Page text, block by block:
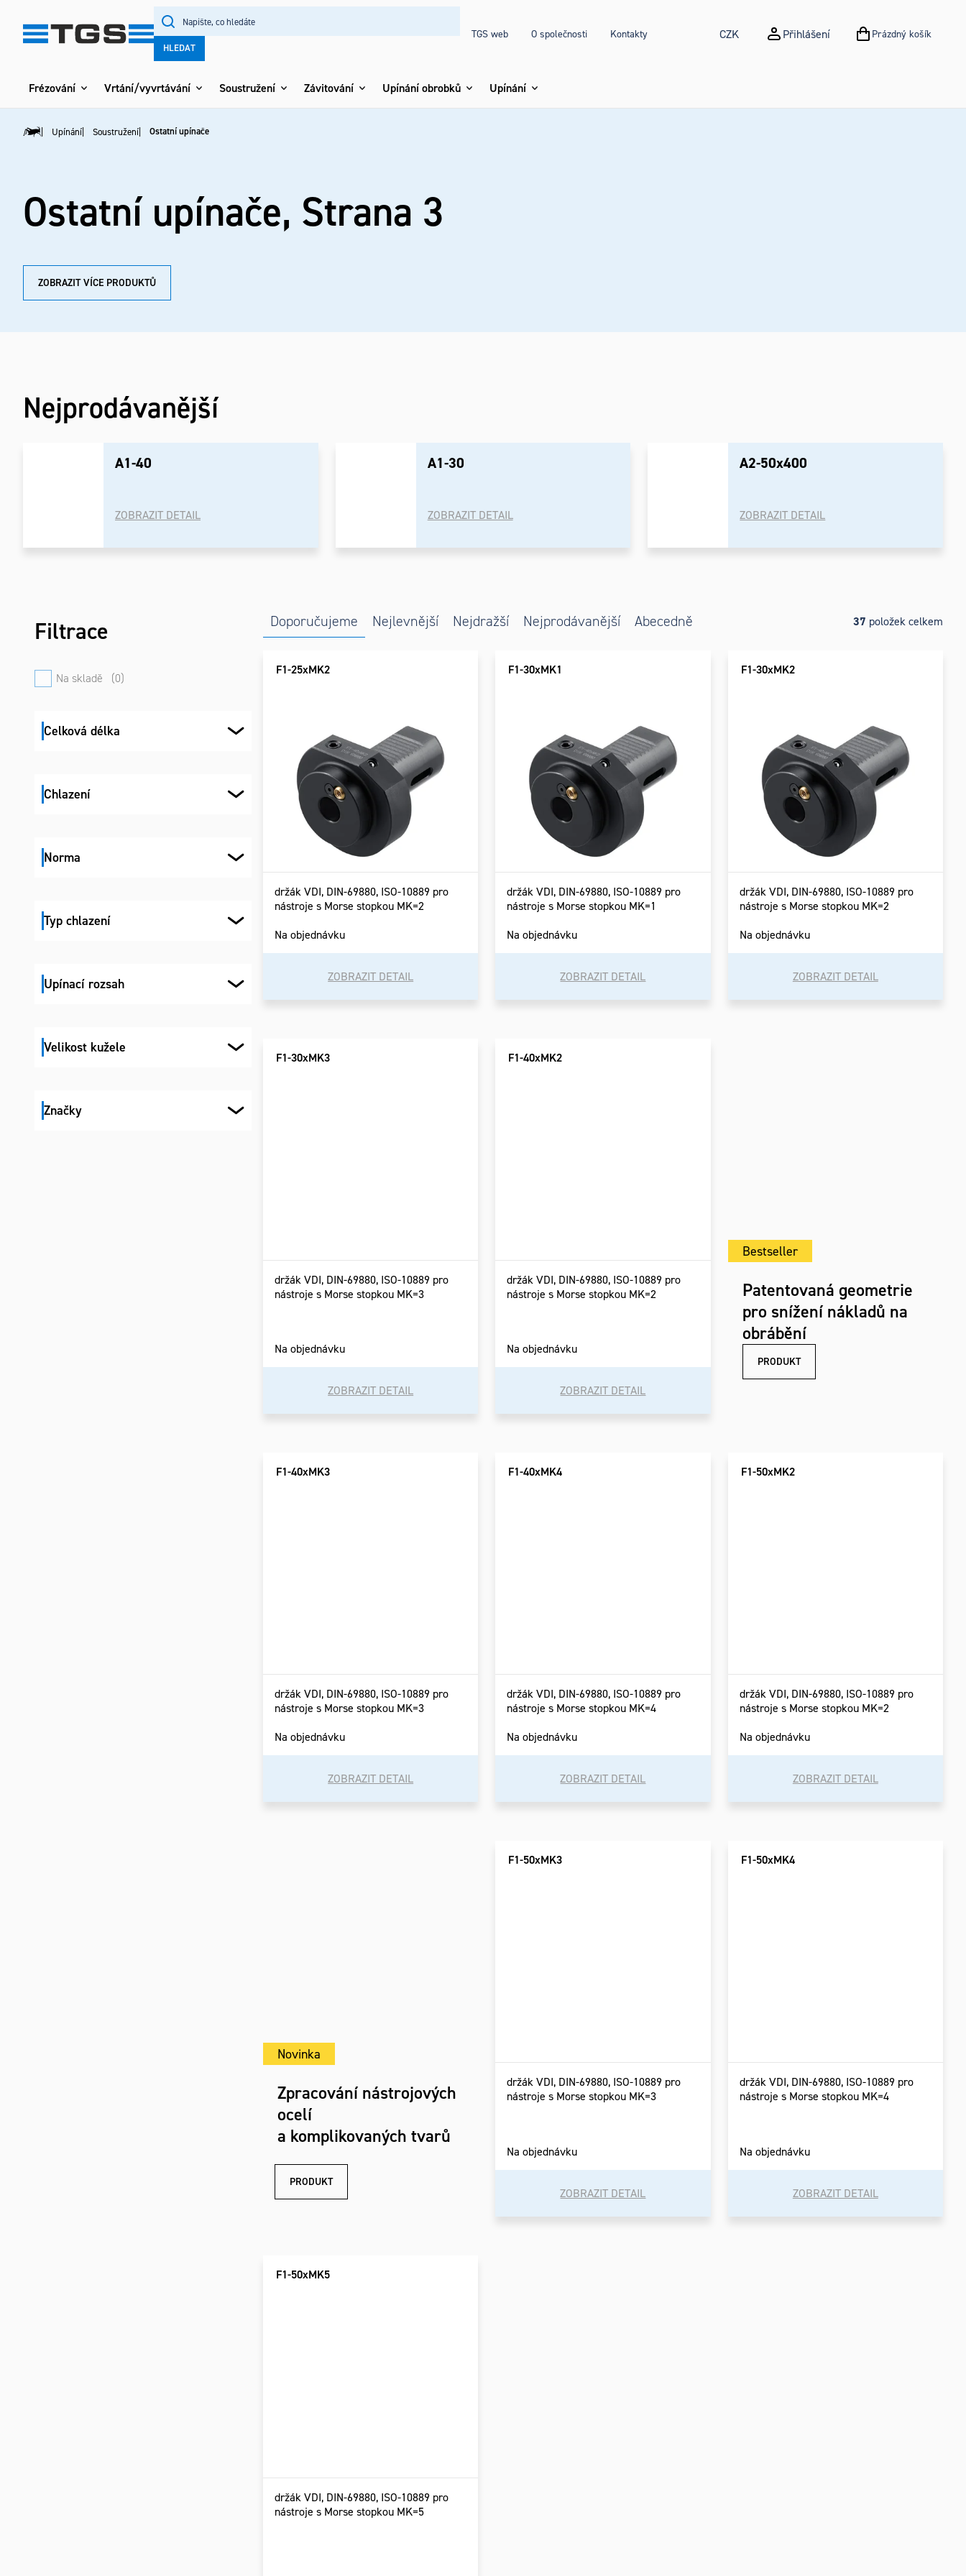
obsah
HLEDAT
TGS web O společnosti Kontakty CZK Přihlášení NÁKUPNÍ KOŠÍK
Prázdný košík
Frézování Vrtání/vyvrtávání Soustružení Závitování Upínání obrobků Upínání
Domů Upínání Soustružení Ostatní upínače
Ostatní upínače, Strana 3
ZOBRAZIT VÍCE PRODUKTŮ
Nejprodávanější
A1-40
ZOBRAZIT DETAIL
A1-30
ZOBRAZIT DETAIL
A2-50x400
ZOBRAZIT DETAIL
Postranní
Na skladě 0
Značky
Celková délka
Chlazení
Norma
Typ chlazení
Upínací rozsah
Velikost kužele
Řazení
produktů
Doporučujeme Nejlevnější Nejdražší Nejprodávanější Abecedně 37 položek celkem
Výpis
produktů
držák VDI, DIN-69880, ISO-10889 pro
nástroje s Morse stopkou MK=2
F1-25xMK2
Na objednávku
ZOBRAZIT DETAIL
držák VDI, DIN-69880, ISO-10889 pro
nástroje s Morse stopkou MK=1
F1-30xMK1
Na objednávku
ZOBRAZIT DETAIL
držák VDI, DIN-69880, ISO-10889 pro
nástroje s Morse stopkou MK=2
F1-30xMK2
Na objednávku
ZOBRAZIT DETAIL
držák VDI, DIN-69880, ISO-10889 pro
nástroje s Morse stopkou MK=3
F1-30xMK3
Na objednávku
ZOBRAZIT DETAIL
držák VDI, DIN-69880, ISO-10889 pro
nástroje s Morse stopkou MK=2
F1-40xMK2
Na objednávku
ZOBRAZIT DETAIL
Bestseller
Patentovaná geometrie
pro snížení nákladů na
obrábění
PRODUKT
držák VDI, DIN-69880, ISO-10889 pro
nástroje s Morse stopkou MK=3
F1-40xMK3
Na objednávku
ZOBRAZIT DETAIL
držák VDI, DIN-69880, ISO-10889 pro
nástroje s Morse stopkou MK=4
F1-40xMK4
Na objednávku
ZOBRAZIT DETAIL
držák VDI, DIN-69880, ISO-10889 pro
nástroje s Morse stopkou MK=2
F1-50xMK2
Na objednávku
ZOBRAZIT DETAIL
Novinka
Zpracování nástrojových
ocelí
a komplikovaných tvarů
PRODUKT
držák VDI, DIN-69880, ISO-10889 pro
nástroje s Morse stopkou MK=3
F1-50xMK3
Na objednávku
ZOBRAZIT DETAIL
držák VDI, DIN-69880, ISO-10889 pro
nástroje s Morse stopkou MK=4
F1-50xMK4
Na objednávku
ZOBRAZIT DETAIL
držák VDI, DIN-69880, ISO-10889 pro
nástroje s Morse stopkou MK=5
F1-50xMK5